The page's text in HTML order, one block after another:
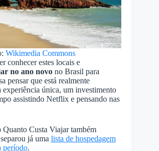
Wikimedia Commons
conhecer estes locais e
no ano novo no Brasil para
pensar que está realmente
experiência única, um investimento
assistindo Netflix e pensando nas
Quanto Custa Viajar também
já uma lista de hospedagem
período.